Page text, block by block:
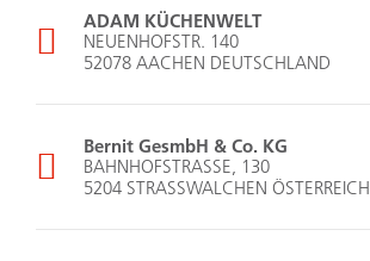
ADAM KÜCHENWELT
NEUENHOFSTR. 140
52078 AACHEN DEUTSCHLAND
Bernit GesmbH & Co. KG
BAHNHOFSTRASSE, 130
5204 STRASSWALCHEN ÖSTERREICH